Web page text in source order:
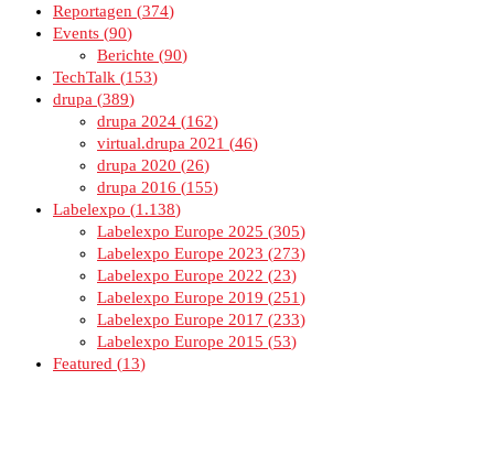
Reportagen
374
Events 90
Berichte
90
TechTalk
153
drupa
389
drupa 2024
162
virtual.drupa 2021
46
drupa 2020
26
drupa 2016
155
Labelexpo
1.138
Labelexpo Europe 2025
305
Labelexpo Europe 2023
273
Labelexpo Europe 2022
23
Labelexpo Europe 2019
251
Labelexpo Europe 2017
233
Labelexpo Europe 2015
53
Featured
13